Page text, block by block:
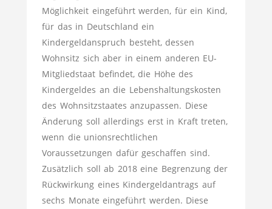
Möglichkeit eingeführt werden, für ein Kind,
für das in Deutschland ein
Kindergeldanspruch besteht, dessen
Wohnsitz sich aber in einem anderen EU-
Mitgliedstaat befindet, die Höhe des
Kindergeldes an die Lebenshaltungskosten
des Wohnsitzstaates anzupassen. Diese
Änderung soll allerdings erst in Kraft treten,
wenn die unionsrechtlichen
Voraussetzungen dafür geschaffen sind.
Zusätzlich soll ab 2018 eine Begrenzung der
Rückwirkung eines Kindergeldantrags auf
sechs Monate eingeführt werden. Diese